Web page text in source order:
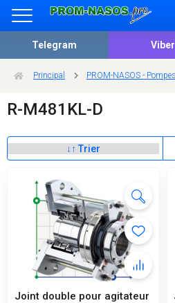
Telegram Viber
Principal PROM-NASOS - Pompes
R-M481KL-D
Joint double pour agitateur